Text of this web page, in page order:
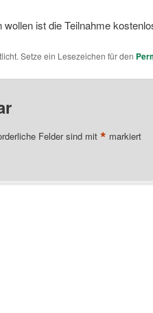
ist die Teilnahme
Setze ein Lesezeichen für den
Felder sind mit * markiert